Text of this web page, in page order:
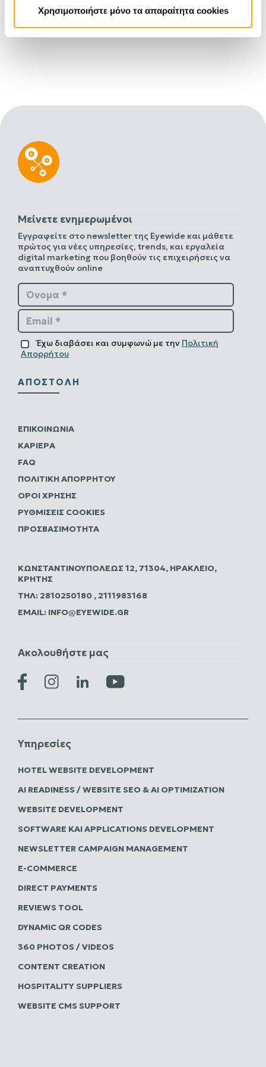
Χρησιμοποιήστε μόνο τα απαραίτητα cookies
OUR NEWS
Μείνετε ενημερωμένοι
Εγγραφείτε στο newsletter της Eyewide και μάθετε
πρώτος για νέες υπηρεσίες, trends, και εργαλεία
digital marketing που βοηθούν τις επιχειρήσεις να
αναπτυχθούν online
Όνομα *
Email *
Έχω διαβάσει και συμφωνώ με την Πολιτική
Απορρήτου
ΑΠΟΣΤΟΛΉ
ΕΠΙΚΟΙΝΩΝΊΑ
ΚΑΡΙΈΡΑ
FAQ
ΠΟΛΙΤΙΚΗ ΑΠΟΡΡΗΤΟΥ
ΌΡΟΙ ΧΡΉΣΗΣ
ΡΥΘΜΊΣΕΙΣ COOKIES
ΠΡΟΣΒΑΣΙΜΌΤΗΤΑ
ΚΩΝΣΤΑΝΤΙΝΟΥΠΌΛΕΩΣ 12, 71304, ΗΡΆΚΛΕΙΟ,
ΚΡΉΤΗΣ
ΤΗΛ: 2810250180 , 2111983168
EMAIL: INFO@EYEWIDE.GR
Ακολουθήστε μας
Υπηρεσίες
HOTEL WEBSITE DEVELOPMENT
AI READINESS / WEBSITE SEO & AI OPTIMIZATION
WEBSITE DEVELOPMENT
SOFTWARE ΚΑΙ APPLICATIONS DEVELOPMENT
NEWSLETTER CAMPAIGN MANAGEMENT
E-COMMERCE
DIRECT PAYMENTS
REVIEWS TOOL
DYNAMIC QR CODES
360 PHOTOS / VIDEOS
CONTENT CREATION
HOSPITALITY SUPPLIERS
WEBSITE CMS SUPPORT